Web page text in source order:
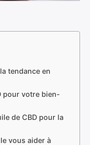
tendance en
pour votre bien-
de CBD pour la
vous aider à